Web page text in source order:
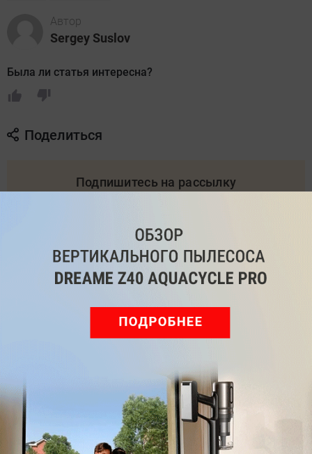
Автор
Sergey Suslov
Была ли статья интересна?
Поделиться
Подпишитесь на рассылку
Подписаться
Одноклассники
ВКонтакте Дзен